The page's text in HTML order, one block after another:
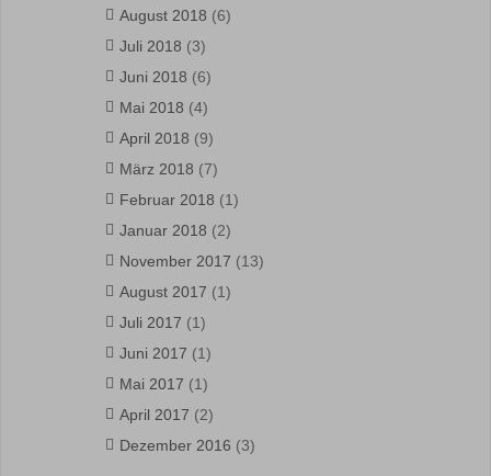
August 2018 (6)
Juli 2018 (3)
Juni 2018 (6)
Mai 2018 (4)
April 2018 (9)
März 2018 (7)
Februar 2018 (1)
Januar 2018 (2)
November 2017 (13)
August 2017 (1)
Juli 2017 (1)
Juni 2017 (1)
Mai 2017 (1)
April 2017 (2)
Dezember 2016 (3)